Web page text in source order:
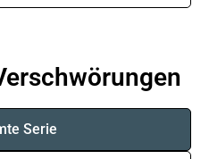
Serie